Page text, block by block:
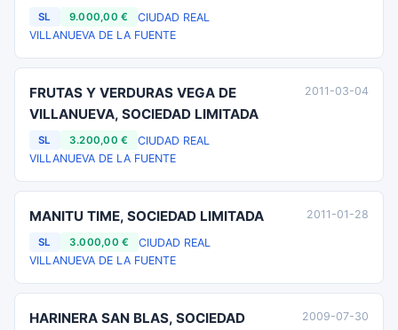
SL 9.000,00 €
CIUDAD REAL
VILLANUEVA DE LA FUENTE
FRUTAS Y VERDURAS VEGA DE
VILLANUEVA, SOCIEDAD LIMITADA
SL 3.200,00 €
CIUDAD REAL
VILLANUEVA DE LA FUENTE
2011-03-04
MANITU TIME, SOCIEDAD LIMITADA
SL 3.000,00 €
CIUDAD REAL
VILLANUEVA DE LA FUENTE
2011-01-28
HARINERA SAN BLAS, SOCIEDAD
2009-07-30